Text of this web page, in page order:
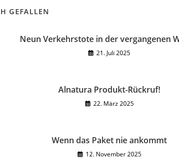
GEFALLEN
Neun Verkehrstote in der vergangenen
21. Juli 2025
Alnatura Produkt-Rückruf!
22. März 2025
Wenn das Paket nie ankommt
12. November 2025